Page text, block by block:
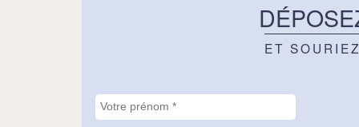
ET